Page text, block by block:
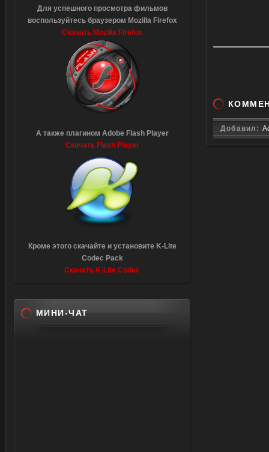
Добавил:
Для успешного просмотра фильмов
воспользуйтесь браузером Mozilla Firefox
Скачать Mozilla Firefox
А также плагином Adobe Flash Player
Скачать Flash Player
Кроме этого скачайте и установите K-Lite
Codec Pack
Скачать K-Lite Codec
МИНИ-ЧАТ